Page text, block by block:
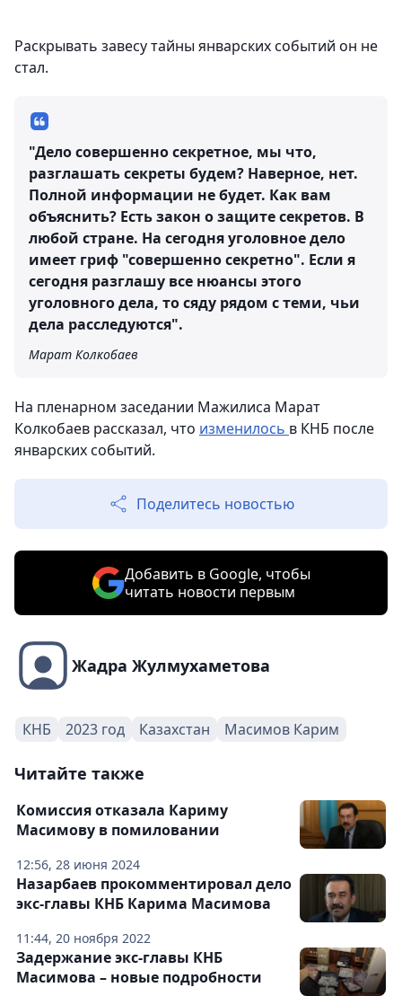
Раскрывать завесу тайны январских событий он не
стал.
"Дело совершенно секретное, мы что,
разглашать секреты будем? Наверное, нет.
Полной информации не будет. Как вам
объяснить? Есть закон о защите секретов. В
любой стране. На сегодня уголовное дело
имеет гриф "совершенно секретно". Если я
сегодня разглашу все нюансы этого
уголовного дела, то сяду рядом с теми, чьи
дела расследуются".
Марат Колкобаев
На пленарном заседании Мажилиса Марат
Колкобаев рассказал, что изменилось в КНБ после
январских событий.
Поделитесь новостью
Добавить в Google, чтобы
читать новости первым
Жадра Жулмухаметова
КНБ 2023 год Казахстан Масимов Карим
Читайте также
12:56, 28 июня 2024
Комиссия отказала Кариму
Масимову в помиловании
11:44, 20 ноября 2022
Назарбаев прокомментировал дело
экс-главы КНБ Карима Масимова
Задержание экс-главы КНБ
Масимова – новые подробности